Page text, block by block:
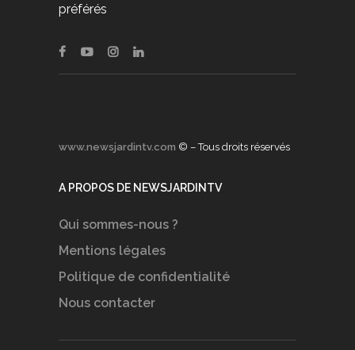
préférés
www.newsjardintv.com © – Tous droits réservés
A PROPOS DE NEWSJARDINTV
Qui sommes-nous ?
Mentions légales
Politique de confidentialité
Nous contacter